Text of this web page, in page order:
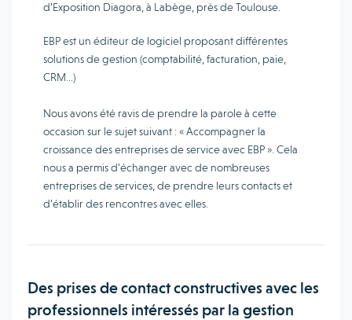
d’Exposition Diagora, à Labège, près de Toulouse.
EBP est un éditeur de logiciel proposant différentes
solutions de gestion (comptabilité, facturation, paie,
CRM…)
Nous avons été ravis de prendre la parole à cette
occasion sur le sujet suivant : « Accompagner la
croissance des entreprises de service avec EBP ». Cela
nous a permis d’échanger avec de nombreuses
entreprises de services, de prendre leurs contacts et
d’établir des rencontres avec elles.
Des prises de contact constructives avec les
professionnels intéressés par la gestion